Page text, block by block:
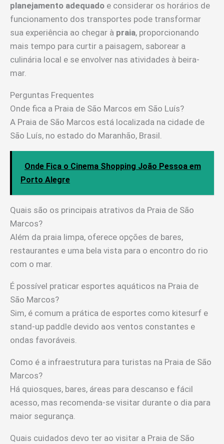
planejamento adequado e considerar os horários de
funcionamento dos transportes pode transformar
sua experiência ao chegar à praia, proporcionando
mais tempo para curtir a paisagem, saborear a
culinária local e se envolver nas atividades à beira-
mar.
Perguntas Frequentes
Onde fica a Praia de São Marcos em São Luís?
A Praia de São Marcos está localizada na cidade de
São Luís, no estado do Maranhão, Brasil.
Onde Fica o Cinema Shopping João Pessoa em
Porto Alegre
Quais são os principais atrativos da Praia de São
Marcos?
Além da praia limpa, oferece opções de bares,
restaurantes e uma bela vista para o encontro do rio
com o mar.
É possível praticar esportes aquáticos na Praia de
São Marcos?
Sim, é comum a prática de esportes como kitesurf e
stand-up paddle devido aos ventos constantes e
ondas favoráveis.
Como é a infraestrutura para turistas na Praia de São
Marcos?
Há quiosques, bares, áreas para descanso e fácil
acesso, mas recomenda-se visitar durante o dia para
maior segurança.
Quais cuidados devo ter ao visitar a Praia de São